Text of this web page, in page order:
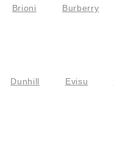
Brioni Burberry
Dunhill Evisu